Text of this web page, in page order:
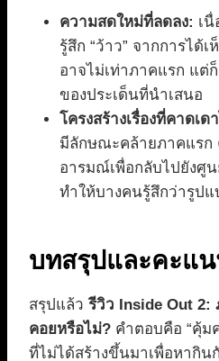
ความสดใหม่ที่ลดลง: เ
รู้สึก “ว้าว” จากการได้
อาจไม่เท่าภาคแรก แต่
ของประเด็นที่นำเสนอ
โครงสร้างเรื่องที่คาดเด
มีลักษณะคล้ายภาคแรก
อารมณ์เพื่อกลับไปยังศู
ทำให้บางคนรู้สึกว่ารูปแ
บทสรุปและคะแ
สรุปแล้วรีวิว Inside Out
คอยหรือไม่? คำตอบคือ “คุ้ม
ที่ไม่ได้สร้างขึ้นมาเพื่อหากิน